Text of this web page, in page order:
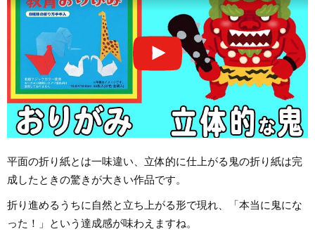
平面の折り紙とは一味違い、立体的に仕上がる鬼の折り紙は完
成したときの驚きが大きい作品です。
折り進めるうちに自然と立ち上がる形で現れ、「本当に鬼にな
った！」という達成感が味わえますね。